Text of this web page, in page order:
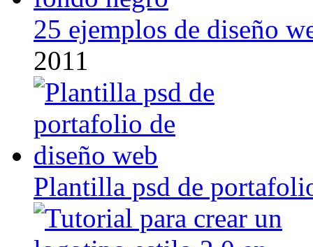
25 ejemplos de diseño
2011
Plantilla psd de